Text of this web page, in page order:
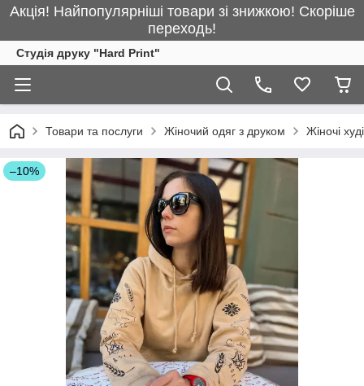
Акція! Найпопулярніші товари зі знижкою! Скоріше
переходь!
Студія друку "Hard Print"
Товари та послуги Жіночий одяг з друком Жіночі худі
–10%